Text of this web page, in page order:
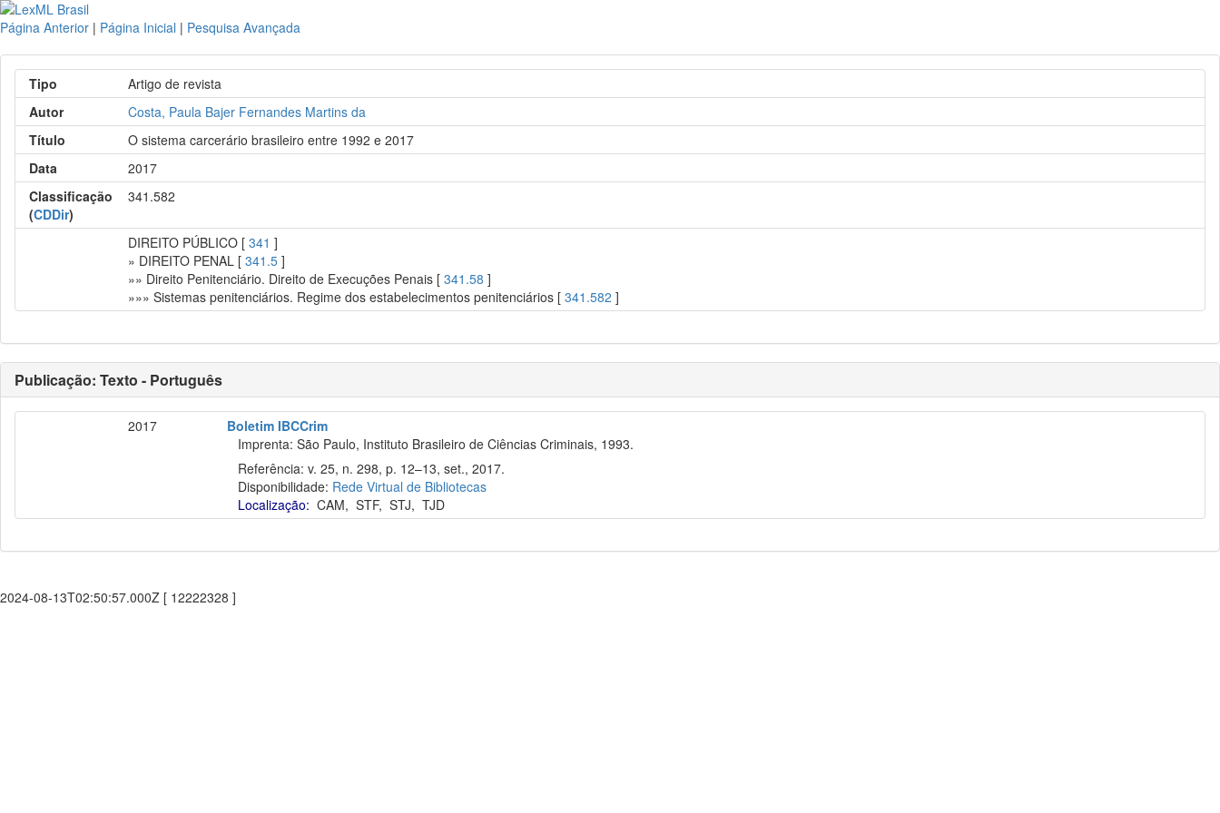
Página Anterior | Página Inicial | Pesquisa Avançada
Tipo
Artigo de revista
Autor
Costa, Paula Bajer Fernandes Martins da
Título
O sistema carcerário brasileiro entre 1992 e 2017
Data
2017
Classificação
(CDDir)
341.582
DIREITO PÚBLICO [341 ]
» DIREITO PENAL [341.5 ]
»» Direito Penitenciário. Direito de Execuções Penais [341.58 ]
»»» Sistemas penitenciários. Regime dos estabelecimentos penitenciários [341.582 ]
Publicação: Texto - Português
2017
Boletim IBCCrim
Imprenta: São Paulo, Instituto Brasileiro de Ciências Criminais, 1993.
Referência: v. 25, n. 298, p. 12–13, set., 2017.
Disponibilidade: Rede Virtual de Bibliotecas
Localização: CAM,STF,STJ,TJD
2024-08-13T02:50:57.000Z [ 12222328 ]